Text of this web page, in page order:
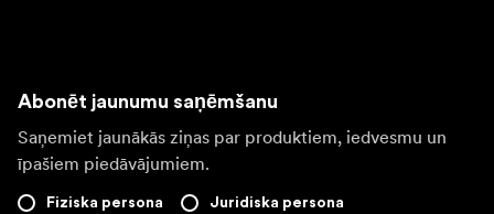
Abonēt jaunumu saņēmšanu
Saņemiet jaunākās ziņas par produktiem, iedvesmu un
īpašiem piedāvājumiem.
Fiziska persona Juridiska persona